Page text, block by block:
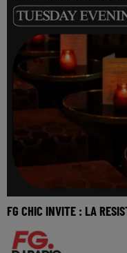
FG CHIC INVITE : LA
Vico du mardi 26 mai